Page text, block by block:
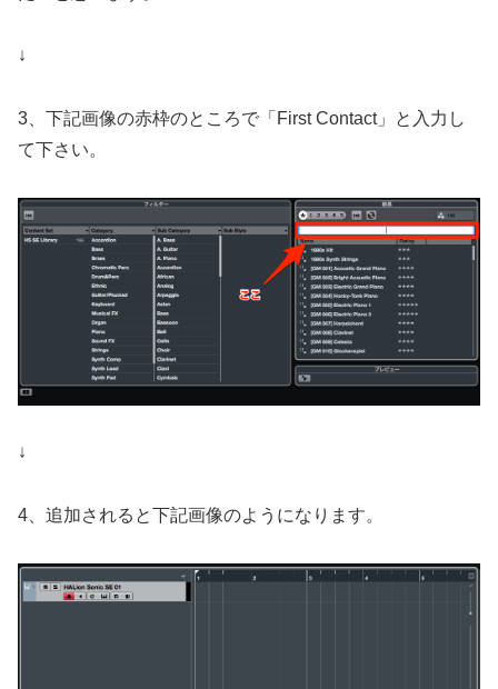
↓
3、下記画像の赤枠のところで「First Contact」と入力し
て下さい。
↓
4、追加されると下記画像のようになります。